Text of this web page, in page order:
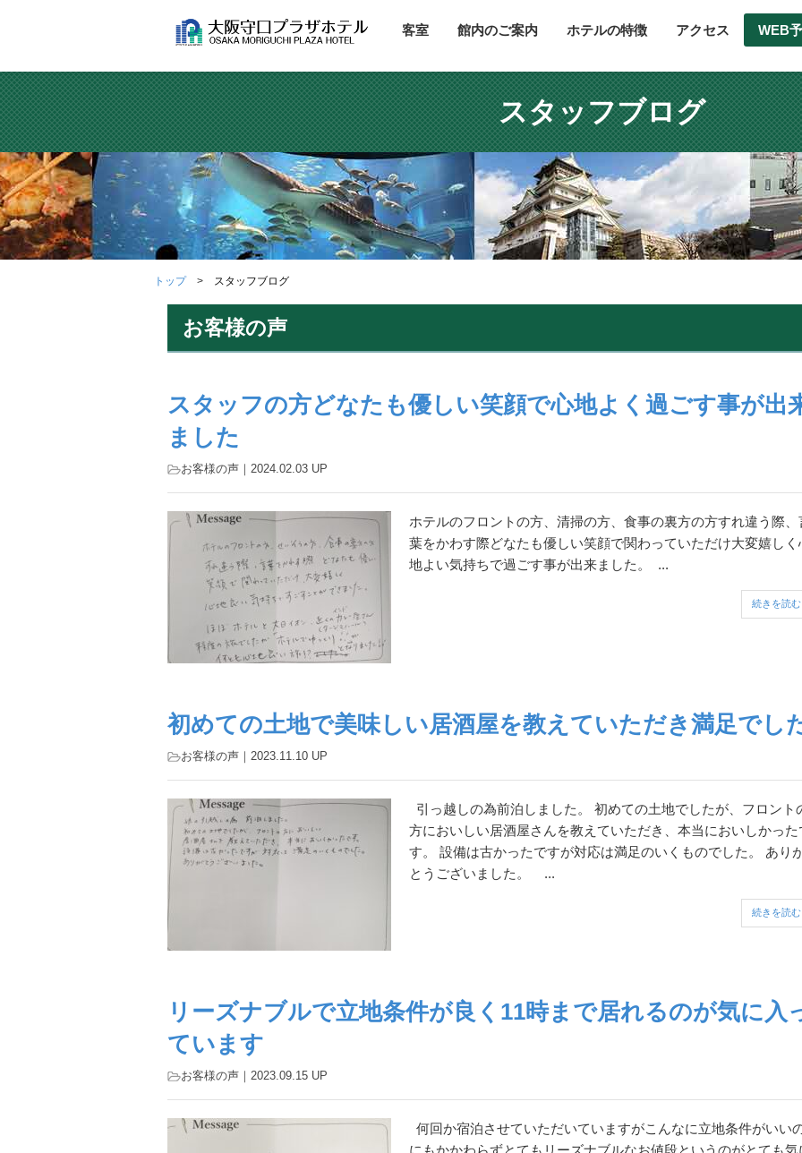
客室 館内のご案内 ホテルの特徴 アクセス WEB
スタッフブログ
トップ スタッフブログ
お客様の声
スタッフの方どなたも優しい笑顔で心地よく過ごす事が出
ました
お客様の声 ｜2024.02.03 UP
ホテルのフロントの方、清掃の方、食事の裏方の方すれ違う際、
葉をかわす際どなたも優しい笑顔で関わっていただけ大変嬉しく
地よい気持ちで過ごす事が出来ました。 ...
続きを読む
初めての土地で美味しい居酒屋を教えていただき満足でし
お客様の声 ｜2023.11.10 UP
方においしい居酒屋さんを教えていただき、本当においしかった
す。 設備は古かったですが対応は満足のいくものでした。 ありが
とうございました。 ...
続きを読む
リーズナブルで立地条件が良く11時まで居れるのが気に入
ています
お客様の声 ｜2023.09.15 UP
にもかかわらずとてもリーズナブルなお値段というのがとても気